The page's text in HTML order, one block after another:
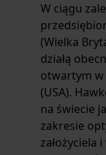
W ciągu
(Wielka
działą
otwartym w
(USA).
na świecie
zakresie
założyciela